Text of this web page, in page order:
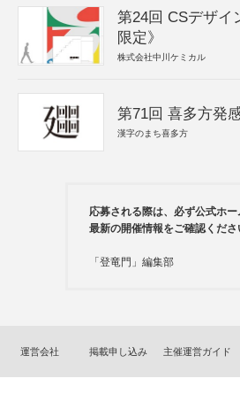
第24回 CSデザイ
限定》
株式会社中川ケミカル
第71回 喜多方発
漢字のまち喜多方
応募される際は、必ず公式ホー
最新の開催情報をご確認くださ
「登竜門」編集部
運営会社 掲載申し込み 主催運営ガイド